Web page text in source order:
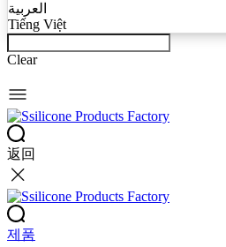
العربية
Tiếng Việt
Clear
返回
제품